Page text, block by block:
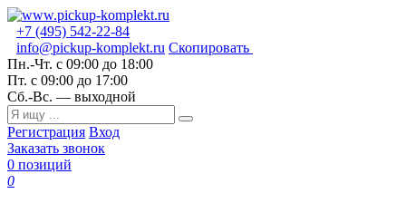
+7 (495) 542-22-84
info@pickup-komplekt.ru Скопировать
Пн.-Чт. с 09:00 до 18:00
Пт. с 09:00 до 17:00
Сб.-Вс. — выходной
Регистрация Вход
Заказать звонок
0 позиций
0